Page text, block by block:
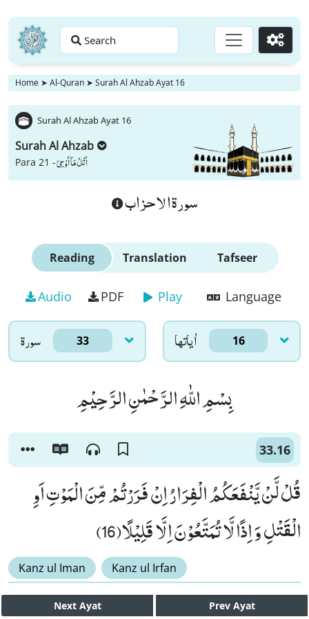
Search Go
Home ➤ Al-Quran ➤ Surah Al Ahzab Ayat 16
Surah Al Ahzab Ayat 16
Surah Al Ahzab
Para 21 -اُتْلُ مَاۤ اُوْحِیَ
سورة الاحزاب
Reading Translation Tafseer
Audio PDF Play Language
سورۃ 33 اٰياتها 16
بِسْمِ اللّٰهِ الرَّحْمٰنِ الرَّحِیْمِ
33.16
قُلْ لَّنْ یَّنْفَعَكُمُ الْفِرَارُ اِنْ فَرَرْتُمْ مِّنَ الْمَوْتِ اَوِ
الْقَتْلِ وَ اِذًا لَّا تُمَتَّعُوْنَ اِلَّا قَلِیْلًا(16)
Kanz ul Iman Kanz ul Irfan
Next Ayat Prev Ayat